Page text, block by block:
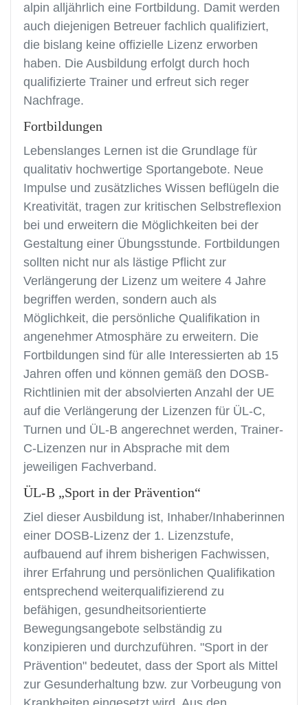
alpin alljährlich eine Fortbildung. Damit werden
auch diejenigen Betreuer fachlich qualifiziert,
die bislang keine offizielle Lizenz erworben
haben. Die Ausbildung erfolgt durch hoch
qualifizierte Trainer und erfreut sich reger
Nachfrage.
Fortbildungen
Lebenslanges Lernen ist die Grundlage für
qualitativ hochwertige Sportangebote. Neue
Impulse und zusätzliches Wissen beflügeln die
Kreativität, tragen zur kritischen Selbstreflexion
bei und erweitern die Möglichkeiten bei der
Gestaltung einer Übungsstunde. Fortbildungen
sollten nicht nur als lästige Pflicht zur
Verlängerung der Lizenz um weitere 4 Jahre
begriffen werden, sondern auch als
Möglichkeit, die persönliche Qualifikation in
angenehmer Atmosphäre zu erweitern. Die
Fortbildungen sind für alle Interessierten ab 15
Jahren offen und können gemäß den DOSB-
Richtlinien mit der absolvierten Anzahl der UE
auf die Verlängerung der Lizenzen für ÜL-C,
Turnen und ÜL-B angerechnet werden, Trainer-
C-Lizenzen nur in Absprache mit dem
jeweiligen Fachverband.
ÜL-B „Sport in der Prävention“
Ziel dieser Ausbildung ist, Inhaber/Inhaberinnen
einer DOSB-Lizenz der 1. Lizenzstufe,
aufbauend auf ihrem bisherigen Fachwissen,
ihrer Erfahrung und persönlichen Qualifikation
entsprechend weiterqualifizierend zu
befähigen, gesundheitsorientierte
Bewegungsangebote selbständig zu
konzipieren und durchzuführen. "Sport in der
Prävention" bedeutet, dass der Sport als Mittel
zur Gesunderhaltung bzw. zur Vorbeugung von